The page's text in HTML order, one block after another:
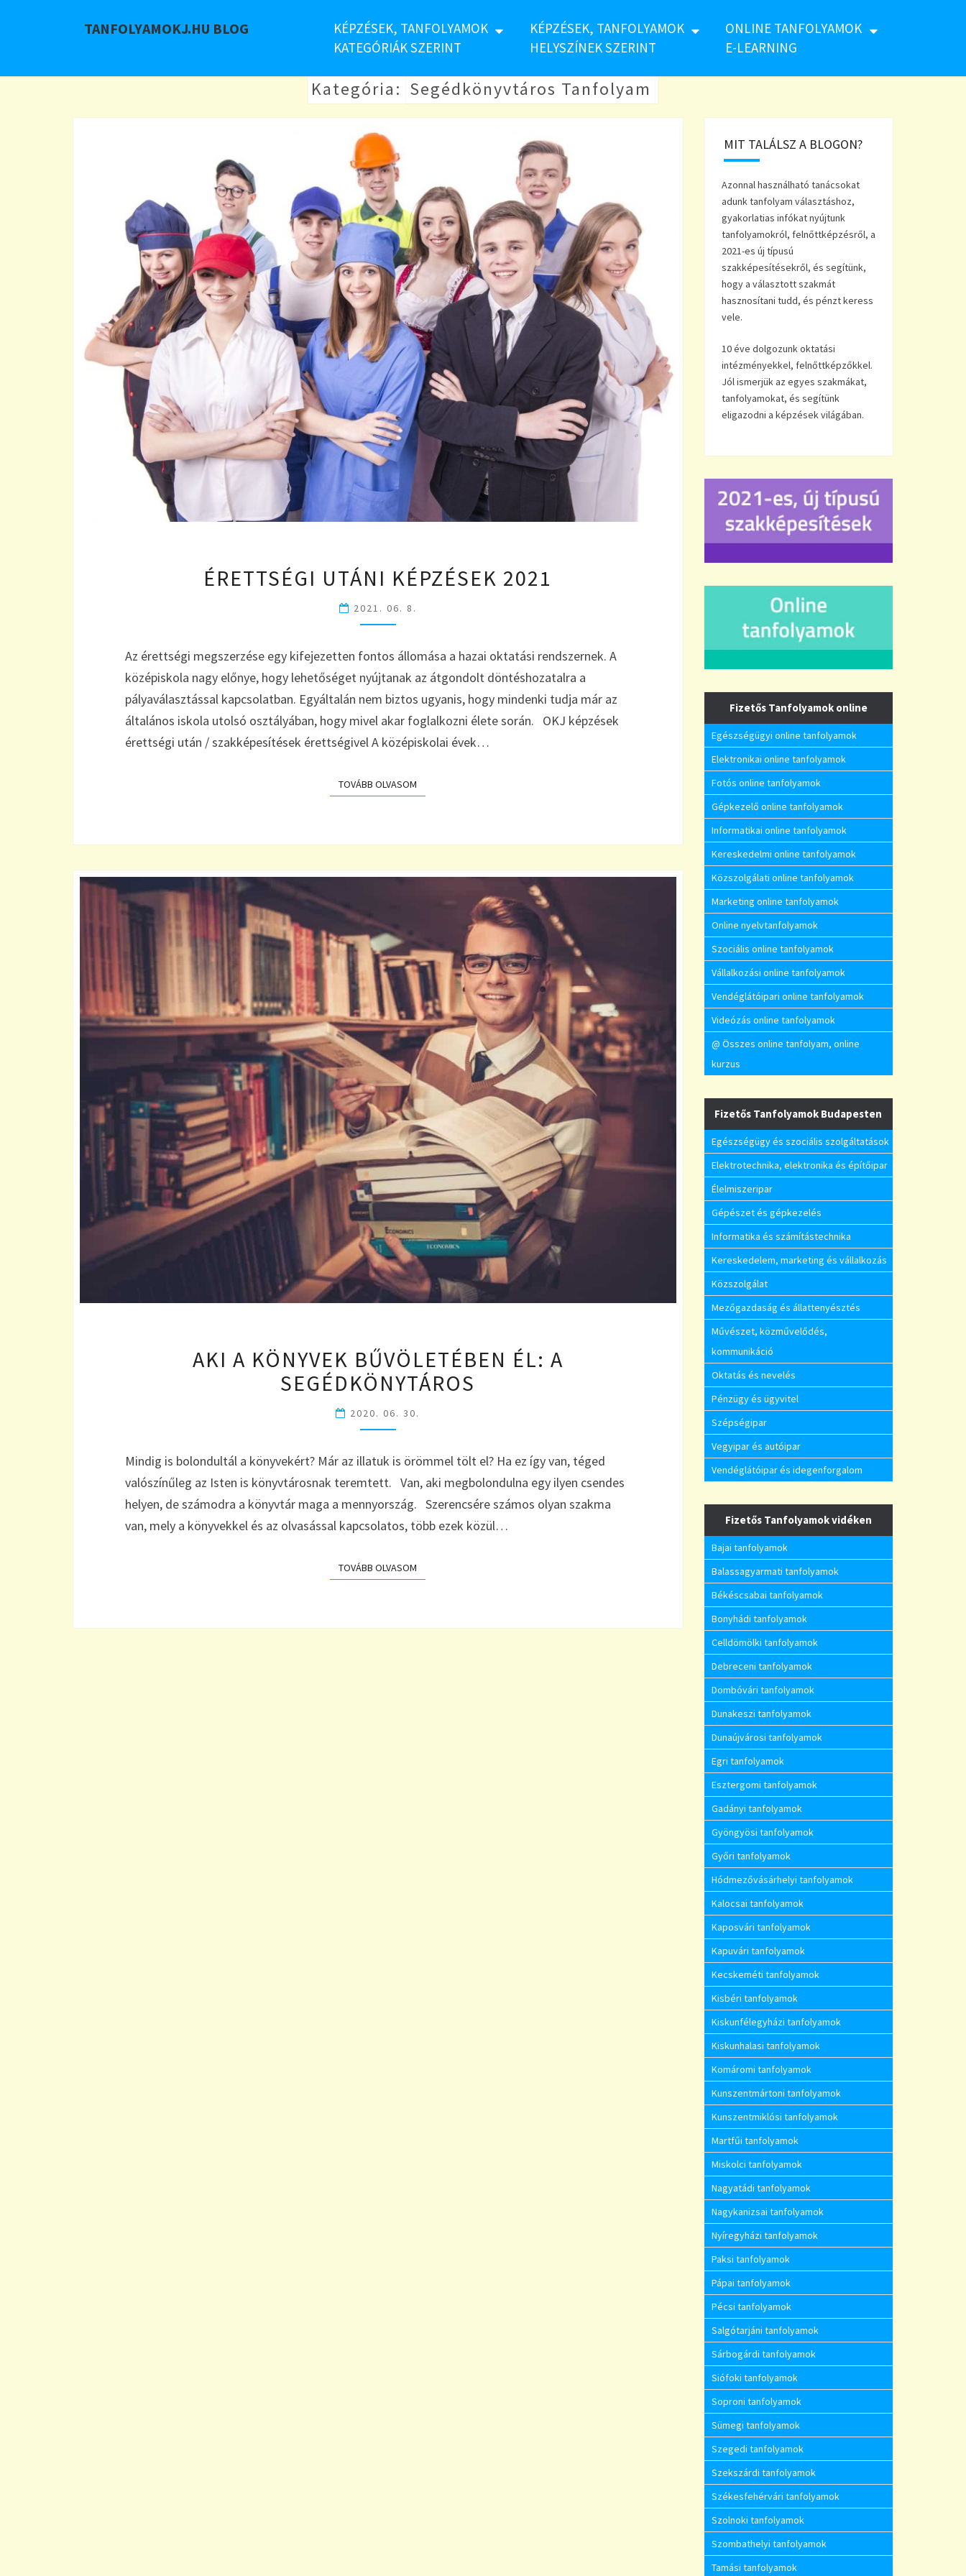
TANFOLYAMOKJ.HU BLOG
KÉPZÉSEK, TANFOLYAMOK
KATEGÓRIÁK SZERINT
KÉPZÉSEK, TANFOLYAMOK
HELYSZÍNEK SZERINT
ONLINE TANFOLYAMOK
E-LEARNING
Kategória: Segédkönyvtáros Tanfolyam
UTÁNI
2021
ÉRETTSÉGI UTÁNI KÉPZÉSEK 2021
2021. 06. 8.
Az érettségi megszerzése egy kifejezetten fontos állomása a hazai oktatási rendszernek. A
középiskola nagy előnye, hogy lehetőséget nyújtanak az átgondolt döntéshozatalra a
pályaválasztással kapcsolatban. Egyáltalán nem biztos ugyanis, hogy mindenki tudja már az
általános iskola utolsó osztályában, hogy mivel akar foglalkozni élete során. OKJ képzések
érettségi után / szakképesítések érettségivel A középiskolai évek…
TOVÁBB OLVASOM
A
KÖNYVEK
BŰVÖLETÉBEN
ÉL:
A
AKI A KÖNYVEK BŰVÖLETÉBEN ÉL: A
SEGÉDKÖNYTÁROS
2020. 06. 30.
Mindig is bolondultál a könyvekért? Már az illatuk is örömmel tölt el? Ha ez így van, téged
valószínűleg az Isten is könyvtárosnak teremtett. Van, aki megbolondulna egy ilyen csendes
helyen, de számodra a könyvtár maga a mennyország. Szerencsére számos olyan szakma
van, mely a könyvekkel és az olvasással kapcsolatos, több ezek közül…
TOVÁBB OLVASOM
MIT TALÁLSZ A BLOGON?
Azonnal használható tanácsokat
adunk tanfolyam választáshoz,
gyakorlatias infókat nyújtunk
tanfolyamokról, felnőttképzésről, a
2021-es új típusú
szakképesítésekről, és segítünk,
hogy a választott szakmát
hasznosítani tudd, és pénzt keress
vele.
10 éve dolgozunk oktatási
intézményekkel, felnőttképzőkkel.
Jól ismerjük az egyes szakmákat,
tanfolyamokat, és segítünk
eligazodni a képzések világában.
Fizetős Tanfolyamok online
Egészségügyi online tanfolyamok
Elektronikai online tanfolyamok
Fotós online tanfolyamok
Gépkezelő online tanfolyamok
Informatikai online tanfolyamok
Kereskedelmi online tanfolyamok
Közszolgálati online tanfolyamok
Marketing online tanfolyamok
Online nyelvtanfolyamok
Szociális online tanfolyamok
Vállalkozási online tanfolyamok
Vendéglátóipari online tanfolyamok
Videózás online tanfolyamok
@ Összes online tanfolyam, online
kurzus
Fizetős Tanfolyamok Budapesten
Egészségügy és szociális szolgáltatások
Elektrotechnika, elektronika és építőipar
Élelmiszeripar
Gépészet és gépkezelés
Informatika és számítástechnika
Kereskedelem, marketing és vállalkozás
Közszolgálat
Mezőgazdaság és állattenyésztés
Művészet, közművelődés,
kommunikáció
Oktatás és nevelés
Pénzügy és ügyvitel
Szépségipar
Vegyipar és autóipar
Vendéglátóipar és idegenforgalom
Fizetős Tanfolyamok vidéken
Bajai tanfolyamok
Balassagyarmati tanfolyamok
Békéscsabai tanfolyamok
Bonyhádi tanfolyamok
Celldömölki tanfolyamok
Debreceni tanfolyamok
Dombóvári tanfolyamok
Dunakeszi tanfolyamok
Dunaújvárosi tanfolyamok
Egri tanfolyamok
Esztergomi tanfolyamok
Gadányi tanfolyamok
Gyöngyösi tanfolyamok
Győri tanfolyamok
Hódmezővásárhelyi tanfolyamok
Kalocsai tanfolyamok
Kaposvári tanfolyamok
Kapuvári tanfolyamok
Kecskeméti tanfolyamok
Kisbéri tanfolyamok
Kiskunfélegyházi tanfolyamok
Kiskunhalasi tanfolyamok
Komáromi tanfolyamok
Kunszentmártoni tanfolyamok
Kunszentmiklósi tanfolyamok
Martfűi tanfolyamok
Miskolci tanfolyamok
Nagyatádi tanfolyamok
Nagykanizsai tanfolyamok
Nyíregyházi tanfolyamok
Paksi tanfolyamok
Pápai tanfolyamok
Pécsi tanfolyamok
Salgótarjáni tanfolyamok
Sárbogárdi tanfolyamok
Siófoki tanfolyamok
Soproni tanfolyamok
Sümegi tanfolyamok
Szegedi tanfolyamok
Szekszárdi tanfolyamok
Székesfehérvári tanfolyamok
Szolnoki tanfolyamok
Szombathelyi tanfolyamok
Tamási tanfolyamok